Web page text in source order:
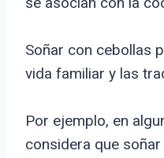
Soñar con cebollas
vida familiar y las
Por ejemplo, en
considera que